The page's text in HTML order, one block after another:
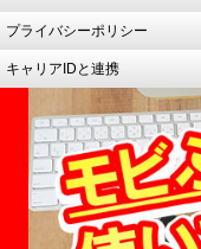
プライバシーポリシー
キャリアIDと連携